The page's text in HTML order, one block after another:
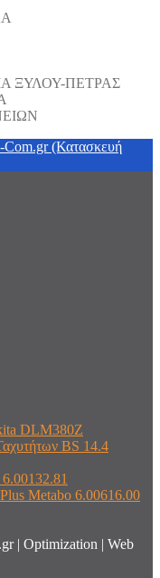
ΞΥΛΟΥ-ΠΕΤΡΑΣ
Com.gr (Κατασκευή
DLM380Ζ
BS 14.4
Metabo 6.00616.00
| Optimization | Web